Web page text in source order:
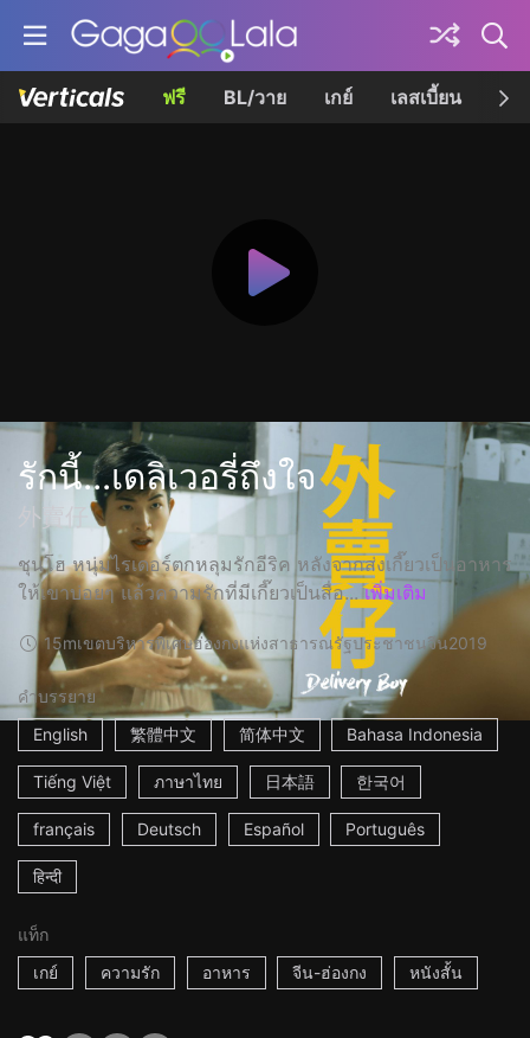
ฟรี BL/วาย เกย์ เลสเบี้ยน เค
รักนี้...เดลิเวอรี่ถึงใจ
外賣仔
ชุนโฮ หนุ่มไรเดอร์ตกหลุมรักอีริค หลังจากส่งเกี๊ยวเป็นอาหาร
ให้เขาบ่อยๆ แล้วความรักที่มีเกี๊ยวเป็นสื่อ... เพิ่มเติม
15mเขตบริหารพิเศษฮ่องกงแห่งสาธารณรัฐประชาชนจีน2019
คำบรรยาย
English
繁體中文 简体中文 Bahasa Indonesia
Tiếng Việt ภาษาไทย 日本語 한국어
français Deutsch Español Português
हिन्दी
แท็ก
เกย์
ความรัก อาหาร จีน-ฮ่องกง หนังสั้น